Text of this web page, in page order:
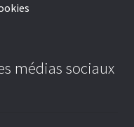
médias sociaux